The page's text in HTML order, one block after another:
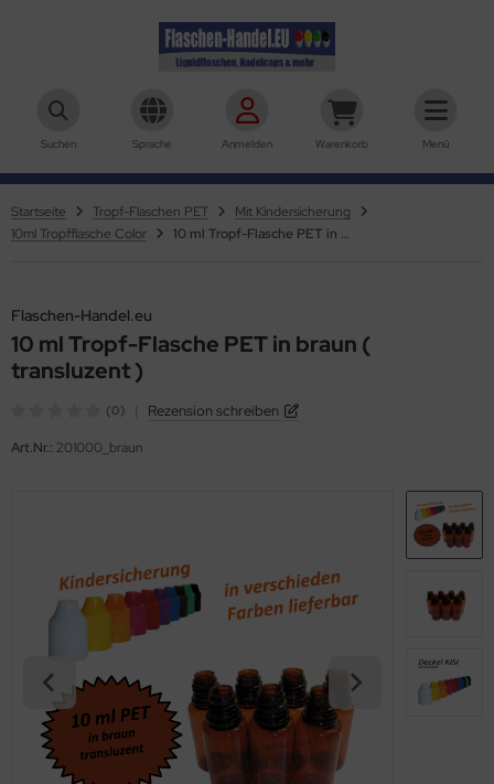
Suchen Sprache Anmelden Warenkorb Menü
Startseite Tropf-Flaschen PET
Mit Kindersicherung
10ml Tropfflasche Color
10 ml Tropf-Flasche PET in braun ( transluzent )
Flaschen-Handel.eu
10 ml Tropf-Flasche PET in braun (
transluzent )
(0) Rezension schreiben
Art.Nr.: 201000_braun